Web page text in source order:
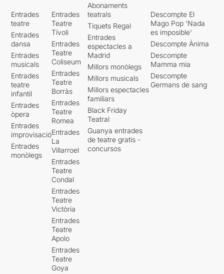
Entrades
teatre
Entrades
dansa
Entrades
musicals
Entrades
teatre
infantil
Entrades
òpera
Entrades
improvisació
Entrades
monòlegs
Entrades
Teatre
Tívoli
Entrades
Teatre
Coliseum
Entrades
Teatre
Borràs
Entrades
Teatre
Romea
Entrades
La
Villarroel
Entrades
Teatre
Condal
Entrades
Teatre
Victòria
Entrades
Teatre
Apolo
Entrades
Teatre
Goya
Abonaments
teatrals
Tiquets Regal
Entrades
espectacles a
Madrid
Millors monòlegs
Millors musicals
Millors espectacles
familiars
Black Friday
Teatral
Guanya entrades
de teatre gratis -
concursos
Descompte El
Mago Pop 'Nada
es imposible'
Descompte Ànima
Descompte
Mamma mia
Descompte
Germans de sang